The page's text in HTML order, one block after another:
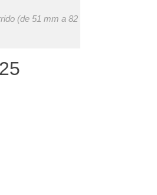
(de 51 mm a 82